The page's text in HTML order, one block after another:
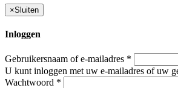
×Sluiten
Inloggen
Gebruikersnaam of e-mailadres *
U kunt inloggen met uw e-mailadres of uw
Wachtwoord *